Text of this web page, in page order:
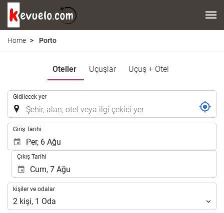
Home Porto
Oteller Uçuşlar Uçuş + Otel
Gidilecek yer
Giriş Tarihi
Çıkış Tarihi
kişiler
ve
odalar
kişiler ve odalar
2 kişi, 1 Oda